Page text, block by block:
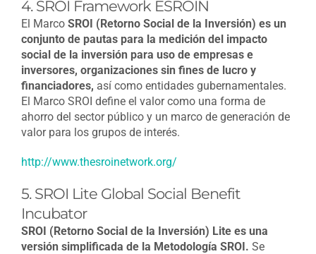
4. SROI Framework ESROIN
El MarcoSROI (Retorno Social de la Inversión) es un
conjunto de pautas para la medición del impacto
social de la inversión para uso de empresas e
inversores, organizaciones sin fines de lucro y
financiadores, así como entidades gubernamentales.
El Marco SROI define el valor como una forma de
ahorro del sector público y un marco de generación de
valor para los grupos de interés.
http://www.thesroinetwork.org/
5. SROI Lite Global Social Benefit
Incubator
SROI (Retorno Social de la Inversión) Lite es una
versión simplificada de la Metodología SROI. Se